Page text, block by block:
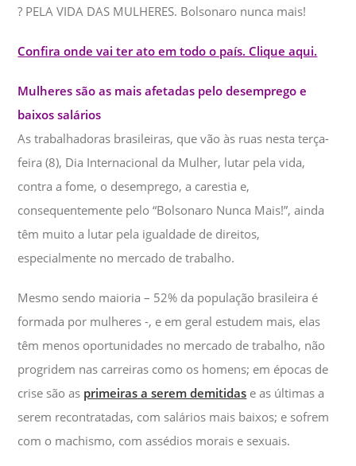
? PELA VIDA DAS MULHERES. Bolsonaro nunca mais!
Confira onde vai ter ato em todo o país. Clique aqui.
Mulheres são as mais afetadas pelo desemprego e
baixos salários
As trabalhadoras brasileiras, que vão às ruas nesta terça-
feira (8), Dia Internacional da Mulher, lutar pela vida,
contra a fome, o desemprego, a carestia e,
consequentemente pelo “Bolsonaro Nunca Mais!”, ainda
têm muito a lutar pela igualdade de direitos,
especialmente no mercado de trabalho.
Mesmo sendo maioria – 52% da população brasileira é
formada por mulheres -, e em geral estudem mais, elas
têm menos oportunidades no mercado de trabalho, não
progridem nas carreiras como os homens; em épocas de
crise são as primeiras a serem demitidas e as últimas a
serem recontratadas, com salários mais baixos; e sofrem
com o machismo, com assédios morais e sexuais.